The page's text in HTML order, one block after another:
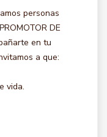
personas
DE
en tu
a que:
vida.